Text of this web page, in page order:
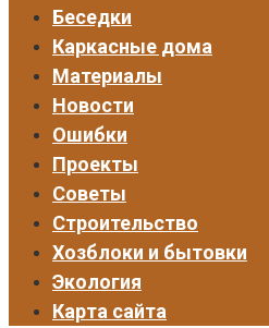
Беседки
Каркасные дома
Материалы
Новости
Ошибки
Проекты
Советы
Строительство
Хозблоки и бытовки
Экология
Карта сайта